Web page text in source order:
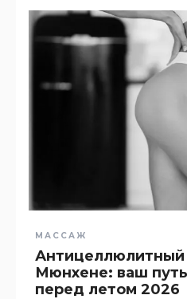
МАССАЖ
Антицеллюлитный
Мюнхене: ваш
перед летом 2026